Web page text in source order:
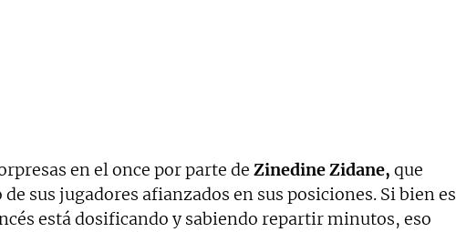
en el once por parte de Zinedine Zidane, que
de sus jugadores afianzados en sus posiciones. Si bien es
está dosificando y sabiendo repartir minutos, eso